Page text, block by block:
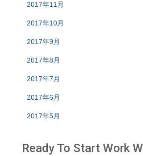
2017年11月
2017年10月
2017年9月
2017年8月
2017年7月
2017年6月
2017年5月
Ready To Start Work